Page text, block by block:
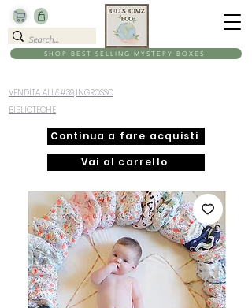
SHOP BEST SELLING MYSTERY BOXES
VENDITA ALL&#39;INGROSSO
BIBLIOTECHE
Continua a fare acquisti
Vai al carrello